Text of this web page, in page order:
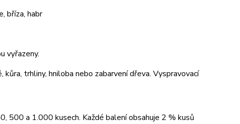
habr
trhliny, hniloba nebo zabarvení dřeva. Vyspravovací
500 a 1.000 kusech. Každé balení obsahuje 2 % kusů